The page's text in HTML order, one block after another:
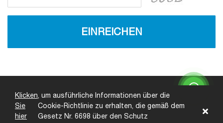
EINREICHEN
Klicken
Sie
hier
, um ausführliche Informationen über die
Cookie-Richtlinie zu erhalten, die gemäß dem
Gesetz Nr. 6698 über den Schutz